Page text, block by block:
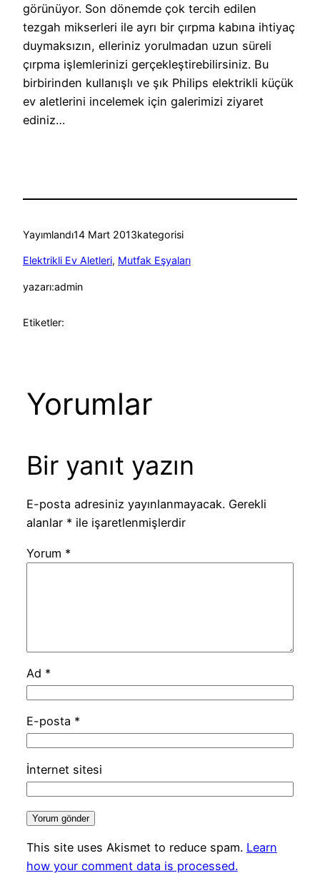
görünüyor. Son dönemde çok tercih edilen
tezgah mikserleri ile ayrı bir çırpma kabına ihtiyaç
duymaksızın, elleriniz yorulmadan uzun süreli
çırpma işlemlerinizi gerçekleştirebilirsiniz. Bu
birbirinden kullanışlı ve şık Philips elektrikli küçük
ev aletlerini incelemek için galerimizi ziyaret
ediniz…
Yayımlandı14 Mart 2013kategorisi
Elektrikli Ev Aletleri, Mutfak Eşyaları
yazarı:admin
Etiketler:
Yorumlar
Bir yanıt yazın
E-posta adresiniz yayınlanmayacak. Gerekli
alanlar * ile işaretlenmişlerdir
Yorum *
Ad *
E-posta *
İnternet sitesi
This site uses Akismet to reduce spam. Learn
how your comment data is processed.